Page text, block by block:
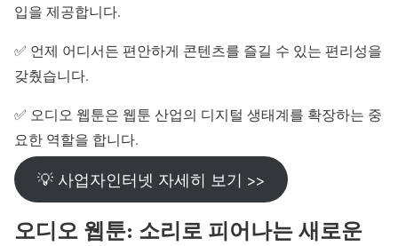
입을 제공합니다.
✅ 언제 어디서든 편안하게 콘텐츠를 즐길 수 있는 편리성을
갖췄습니다.
✅ 오디오 웹툰은 웹툰 산업의 디지털 생태계를 확장하는 중
요한 역할을 합니다.
💡 사업자인터넷 자세히 보기 >>
오디오 웹툰: 소리로 피어나는 새로운